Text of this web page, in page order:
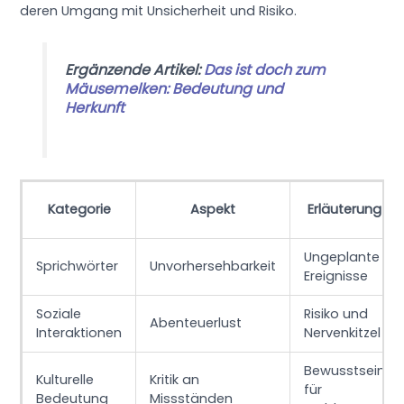
deren Umgang mit Unsicherheit und Risiko.
Ergänzende Artikel:Das ist doch zum
Mäusemelken: Bedeutung und
Herkunft
Kategorie Aspekt Erläuterung
Sprichwörter Unvorhersehbarkeit
Ungeplante
Ereignisse
Soziale
Interaktionen
Abenteuerlust
Risiko und
Nervenkitzel
Kulturelle
Bedeutung
Kritik an
Missständen
Bewusstsein
für